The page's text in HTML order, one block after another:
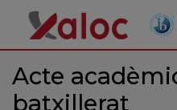
Acte
batxillerat